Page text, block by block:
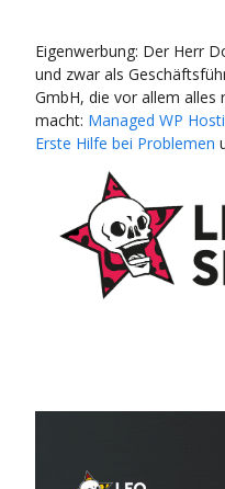
Eigenwerbung: Der Herr
und zwar als
GmbH, die vor allem alles
macht: Managed WP
Erste Hilfe bei Problemen